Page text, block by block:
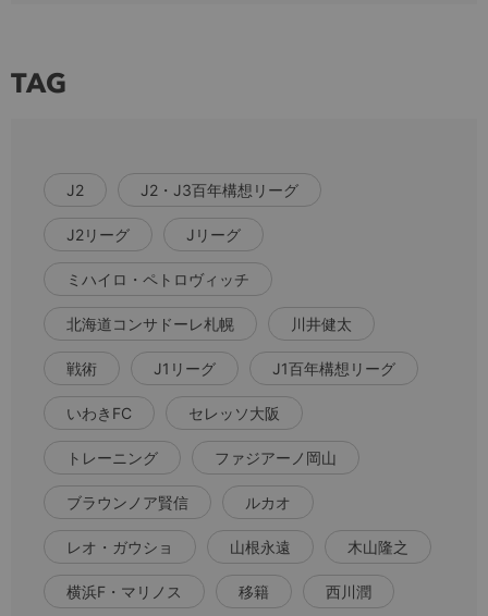
TAG
J2 J2・J3百年構想リーグ
J2リーグ Jリーグ
ミハイロ・ペトロヴィッチ
北海道コンサドーレ札幌 川井健太
戦術 J1リーグ J1百年構想リーグ
いわきFC セレッソ大阪
トレーニング ファジアーノ岡山
ブラウンノア賢信 ルカオ
レオ・ガウショ 山根永遠 木山隆之
横浜F・マリノス 移籍 西川潤